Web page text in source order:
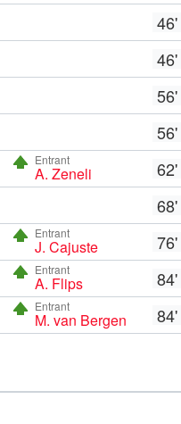
46'
46'
56'
56'
Entrant
A. Zeneli
62'
68'
Entrant
J. Cajuste 76'
Entrant
A. Flips 84'
Entrant
M. van Bergen 84'